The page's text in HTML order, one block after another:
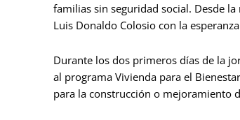
familias sin seguridad social. Desde
Luis Donaldo Colosio con la
Durante los dos primeros días de la
al programa Vivienda para el
para la construcción o mejoramiento